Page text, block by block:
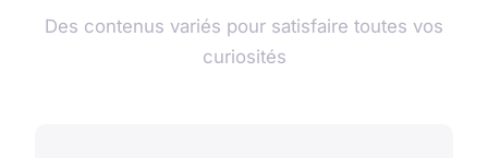
Des contenus variés pour satisfaire toutes vos
curiosités